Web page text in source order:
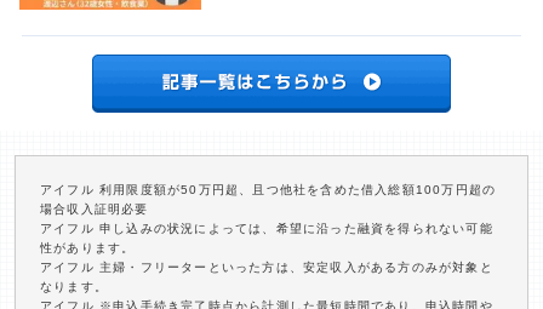
アイフル 利用限度額が50万円超、且つ他社を含めた借入総額100万円超の
場合収入証明必要
アイフル 申し込みの状況によっては、希望に沿った融資を得られない可能
性があります。
アイフル 主婦・フリーターといった方は、安定収入がある方のみが対象と
なります。
アイフル ※申込手続き完了時点から計測した最短時間であり、申込時間や